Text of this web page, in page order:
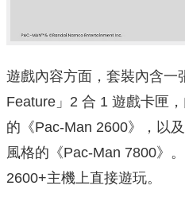
遊戲內容方面，套裝內含一
Feature」2 合 1 遊戲卡匣
的《Pac‑Man 2600》，以
風格的《Pac‑Man 7800》
2600+主機上直接遊玩。